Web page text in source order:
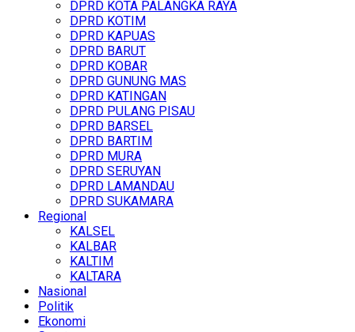
DPRD KOTA PALANGKA RAYA
DPRD KOTIM
DPRD KAPUAS
DPRD BARUT
DPRD KOBAR
DPRD GUNUNG MAS
DPRD KATINGAN
DPRD PULANG PISAU
DPRD BARSEL
DPRD BARTIM
DPRD MURA
DPRD SERUYAN
DPRD LAMANDAU
DPRD SUKAMARA
Regional
KALSEL
KALBAR
KALTIM
KALTARA
Nasional
Politik
Ekonomi